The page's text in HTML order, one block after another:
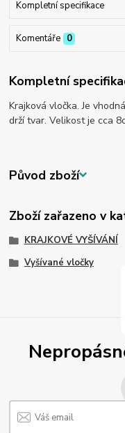
Kompletní specifikace
Komentáře 0
Kompletní
Krajková vločka. Je
drží tvar. Velikost je cca
Původ zboží
Zboží zařazeno v
KRAJKOVÉ VYŠÍVÁNÍ
Vyšívané vločky